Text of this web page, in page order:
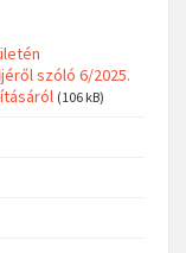
szóló 6/2025.
(106 kB)